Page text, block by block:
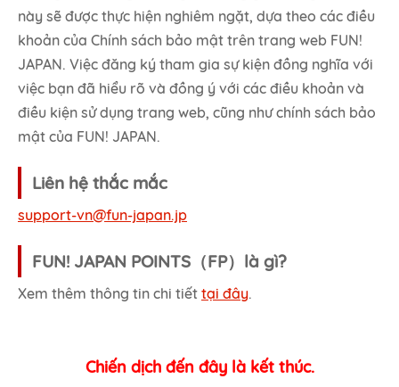
này sẽ được thực hiện nghiêm ngặt, dựa theo các điều
khoản của Chính sách bảo mật trên trang web FUN!
JAPAN. Việc đăng ký tham gia sự kiện đồng nghĩa với
việc bạn đã hiểu rõ và đồng ý với các điều khoản và
điều kiện sử dụng trang web, cũng như chính sách bảo
mật của FUN! JAPAN.
Liên hệ thắc mắc
support-vn@fun-japan.jp
FUN! JAPAN POINTS（FP）là gì?
Xem thêm thông tin chi tiết tại đây.
Chiến dịch đến đây là kết thúc.